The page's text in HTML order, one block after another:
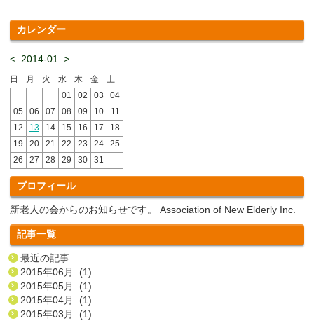
カレンダー
< 2014-01 >
日 月 火 水 木 金
土
01
02 03
04
05
06 07 08 09 10
11
12
13 14 15 16 17
18
19
20 21 22 23 24
25
26
27 28 29 30 31
プロフィール
新老人の会からのお知らせです。 Association of New Elderly Inc.
記事一覧
最近の記事
2015年06月 (1)
2015年05月 (1)
2015年04月 (1)
2015年03月 (1)